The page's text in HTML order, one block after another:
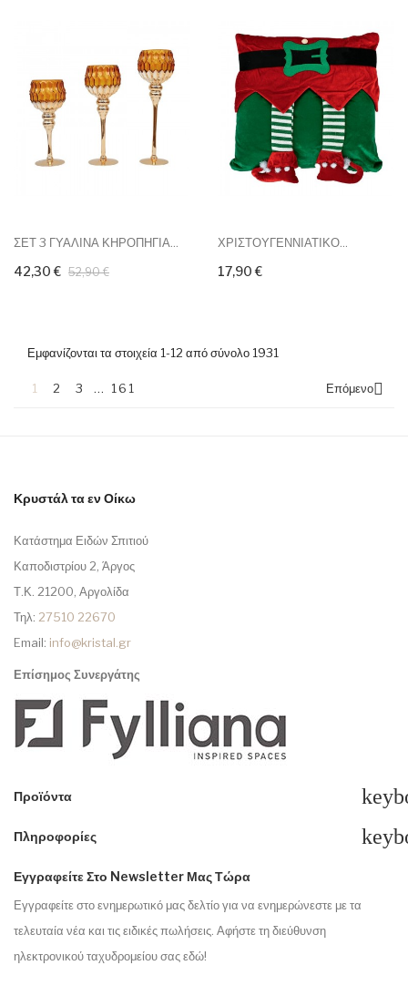
ΣΕΤ 3 ΓΥΑΛΙΝΑ ΚΗΡΟΠΗΓΙΑ...
42,30 € 52,90 €
ΧΡΙΣΤΟΥΓΕΝΝΙΑΤΙΚΟ...
17,90 €
Εμφανίζονται τα στοιχεία 1-12 από σύνολο 1931
1 2 3 … 161 Επόμενο
Κρυστάλ τα εν Οίκω
Κατάστημα Ειδών Σπιτιού
Καποδιστρίου 2, Άργος
Τ.Κ. 21200, Αργολίδα
Τηλ: 27510 22670
Email: info@kristal.gr
Επίσημος Συνεργάτης
Προϊόντα
Πληροφορίες
Εγγραφείτε Στο Newsletter Μας Τώρα
Εγγραφείτε στο ενημερωτικό μας δελτίο για να ενημερώνεστε με τα
τελευταία νέα και τις ειδικές πωλήσεις. Αφήστε τη διεύθυνση
ηλεκτρονικού ταχυδρομείου σας εδώ!